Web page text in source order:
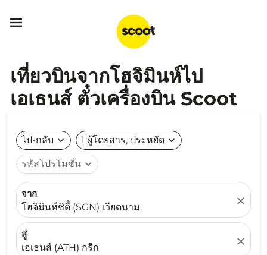

เที่ยวบินจากโฮจิมินห์ไป
เอเธนส์ ตั๋วเครื่องบิน Scoot
ไป-กลับ expand_more 1 ผู้โดยสาร, ประหยัด expand_more
รหัสโปรโมชั่น expand_more
จาก
โฮจิมินห์ซิตี้ (SGN) เวียดนาม
close
สู่
เอเธนส์ (ATH) กรีก
close